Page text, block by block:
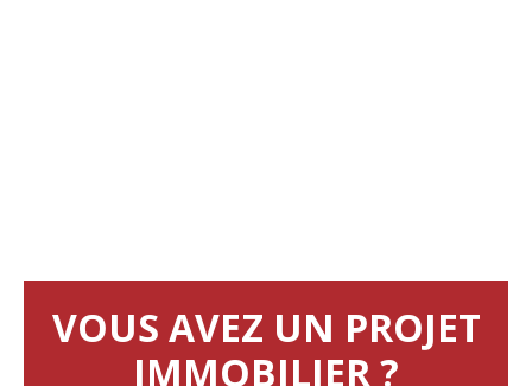
VOUS AVEZ UN PROJET
IMMOBILIER ?